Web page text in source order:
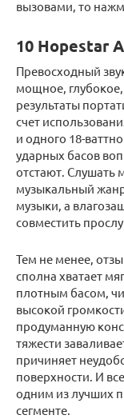
вызовами, то
10 Hopestar
Превосходный
мощное, глубокое,
результаты
счет
и одного 18-
ударных басов
отстают.
музыкальный
музыки, а
совместить
Тем не менее,
сполна хватает
плотным басом,
высокой
продуманную
тяжести
причиняет
поверхности. И
одним из лучших
сегменте.